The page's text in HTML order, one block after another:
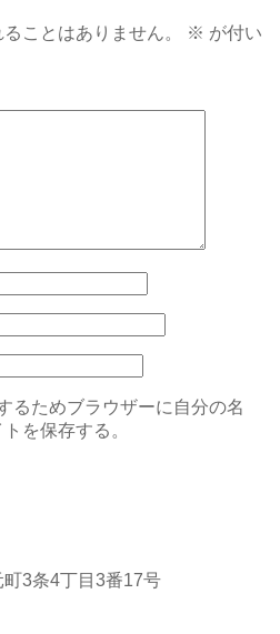
ことはありません。 ※ が付い
るためブラウザーに自分の名
を保存する。
3条4丁目3番17号